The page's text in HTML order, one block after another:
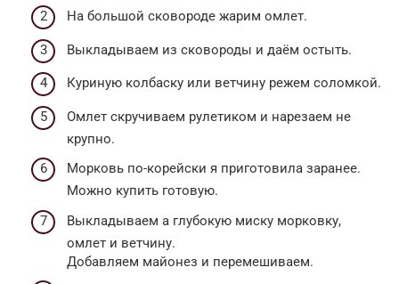
На большой сковороде жарим омлет.
Выкладываем из сковороды и даём остыть.
Куриную колбаску или ветчину режем соломкой.
Омлет скручиваем рулетиком и нарезаем не
крупно.
Морковь по-корейски я приготовила заранее.
Можно купить готовую.
Выкладываем а глубокую миску морковку,
омлет и ветчину.
Добавляем майонез и перемешиваем.